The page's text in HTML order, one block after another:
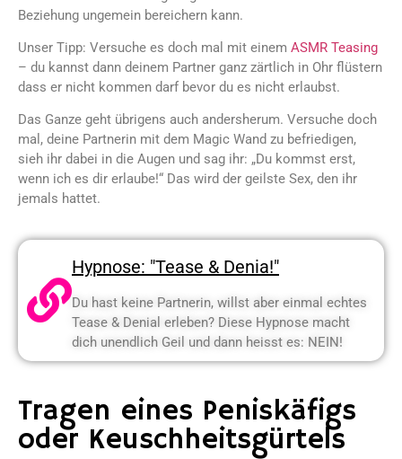
Beziehung ungemein bereichern kann.
Unser Tipp: Versuche es doch mal mit einem ASMR Teasing
– du kannst dann deinem Partner ganz zärtlich in Ohr flüstern
dass er nicht kommen darf bevor du es nicht erlaubst.
Das Ganze geht übrigens auch andersherum. Versuche doch
mal, deine Partnerin mit dem Magic Wand zu befriedigen,
sieh ihr dabei in die Augen und sag ihr: „Du kommst erst,
wenn ich es dir erlaube!“ Das wird der geilste Sex, den ihr
jemals hattet.
Hypnose: "Tease & Denia!"
Du hast keine Partnerin, willst aber einmal echtes
Tease & Denial erleben? Diese Hypnose macht
dich unendlich Geil und dann heisst es: NEIN!
Tragen eines Peniskäfigs
oder Keuschheitsgürtels